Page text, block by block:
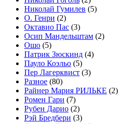
Николай Гумилев (5)
О. Генри (2)
Октавио Пас (3)
Осип Мандельштам (2)
Ошо (5)
Патрик Зюскинд (4)
Пауло Коэльо (5)
Пер Лагерквист (3)
Разное (80)
Райнер Мария РИЛЬКЕ (2)
Ромен Гари (7)
Рубен Дарио (2)
Рэй Бредбери (3)